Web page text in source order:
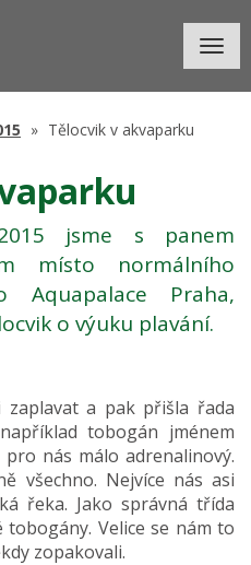
Tělocvik v akvaparku
jsme s panem
místo normálního
Aquapalace Praha,
o výuku plavání.
a pak přišla řada
tobogán jménem
nás málo adrenalinový.
všechno. Nejvíce nás asi
řeka. Jako správná třída
Velice se nám to
zopakovali.